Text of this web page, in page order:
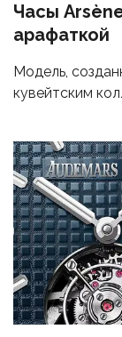
Часы
арафаткой
Модель,
кувейтским